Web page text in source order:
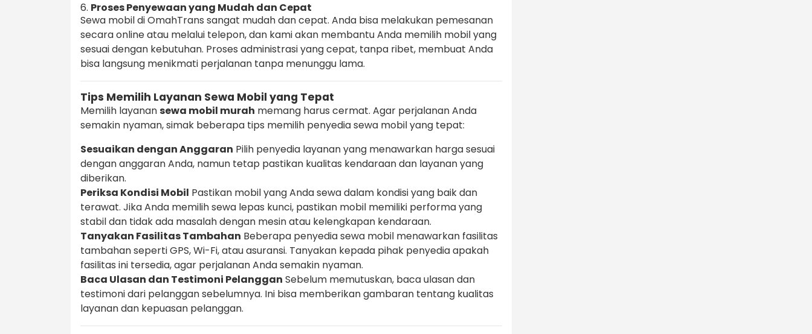
6. Proses Penyewaan yang Mudah dan Cepat
Sewa mobil di OmahTrans sangat mudah dan cepat. Anda bisa melakukan pemesanan
secara online atau melalui telepon, dan kami akan membantu Anda memilih mobil yang
sesuai dengan kebutuhan. Proses administrasi yang cepat, tanpa ribet, membuat Anda
bisa langsung menikmati perjalanan tanpa menunggu lama.
Tips Memilih Layanan Sewa Mobil yang Tepat
Memilih layanansewa mobil murah memang harus cermat. Agar perjalanan Anda
semakin nyaman, simak beberapa tips memilih penyedia sewa mobil yang tepat:
Sesuaikan dengan Anggaran Pilih penyedia layanan yang menawarkan harga sesuai
dengan anggaran Anda, namun tetap pastikan kualitas kendaraan dan layanan yang
diberikan.
Periksa Kondisi Mobil Pastikan mobil yang Anda sewa dalam kondisi yang baik dan
terawat. Jika Anda memilih sewa lepas kunci, pastikan mobil memiliki performa yang
stabil dan tidak ada masalah dengan mesin atau kelengkapan kendaraan.
Tanyakan Fasilitas Tambahan Beberapa penyedia sewa mobil menawarkan fasilitas
tambahan seperti GPS, Wi-Fi, atau asuransi. Tanyakan kepada pihak penyedia apakah
fasilitas ini tersedia, agar perjalanan Anda semakin nyaman.
Baca Ulasan dan Testimoni Pelanggan Sebelum memutuskan, baca ulasan dan
testimoni dari pelanggan sebelumnya. Ini bisa memberikan gambaran tentang kualitas
layanan dan kepuasan pelanggan.